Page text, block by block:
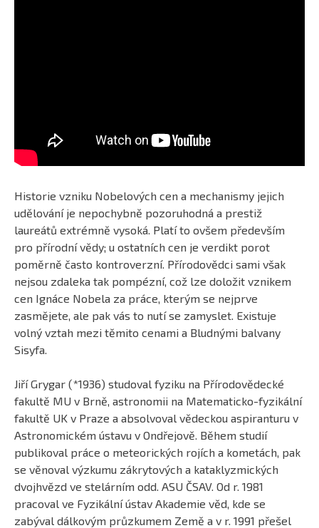
Historie vzniku Nobelových cen a mechanismy jejich
udělování je nepochybně pozoruhodná a prestiž
laureátů extrémně vysoká. Platí to ovšem především
pro přírodní vědy; u ostatních cen je verdikt porot
poměrně často kontroverzní. Přírodovědci sami však
nejsou zdaleka tak pompézní, což lze doložit vznikem
cen Ignáce Nobela za práce, kterým se nejprve
zasmějete, ale pak vás to nutí se zamyslet. Existuje
volný vztah mezi těmito cenami a Bludnými balvany
Sisyfa.
Jiří Grygar (*1936) studoval fyziku na Přírodovědecké
fakultě MU v Brně, astronomii na Matematicko-fyzikální
fakultě UK v Praze a absolvoval vědeckou aspiranturu v
Astronomickém ústavu v Ondřejově. Během studií
publikoval práce o meteorických rojích a kometách, pak
se věnoval výzkumu zákrytových a kataklyzmických
dvojhvězd ve stelárním odd. ASU ČSAV. Od r. 1981
pracoval ve Fyzikální ústav Akademie věd, kde se
zabýval dálkovým průzkumem Země a v r. 1991 přešel